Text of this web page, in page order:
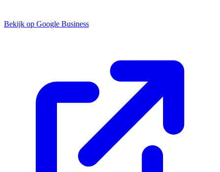
Bekijk op Google Business